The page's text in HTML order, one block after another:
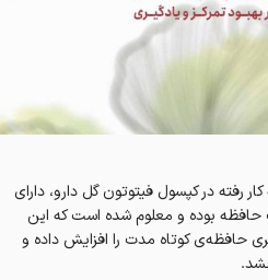
کار رفته در کپسول فیتوتون گل دارو، دارای
بوده و معلوم شده است که این
حافظه‌ی کوتاه مدت را افزایش داده و